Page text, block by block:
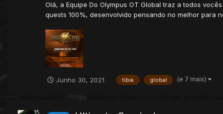
Olá, a Equipe Do Olympus OT Global traz a todos
quests 100%, desenvolvido pensando no melhor para
Junho 30, 2021 tibia global (e 7 mais)